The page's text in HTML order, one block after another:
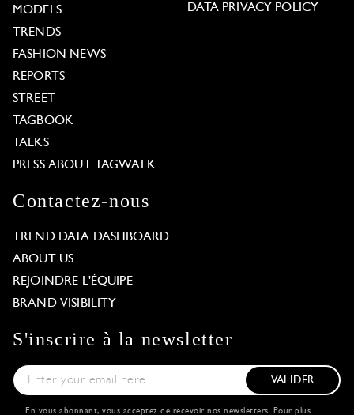
MODELS
TRENDS
FASHION NEWS
REPORTS
STREET
TAGBOOK
TALKS
PRESS ABOUT TAGWALK
DATA PRIVACY POLICY
Contactez-nous
TREND DATA DASHBOARD
ABOUT US
REJOINDRE L'ÉQUIPE
BRAND VISIBILITY
S'inscrire à la newsletter
VALIDER
En vous abonnant, vous acceptez de recevoir nos newsletters. Pour plus